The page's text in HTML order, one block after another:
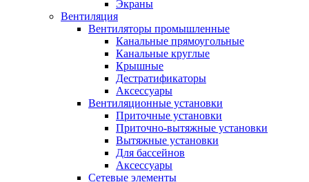
Экраны
Вентиляция
Вентиляторы промышленные
Канальные прямоугольные
Канальные круглые
Крышные
Дестратификаторы
Аксессуары
Вентиляционные установки
Приточные установки
Приточно-вытяжные установки
Вытяжные установки
Для бассейнов
Аксессуары
Сетевые элементы